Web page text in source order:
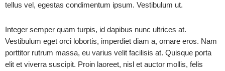
tellus vel, egestas condimentum ipsum. Vestibulum ut.
Integer semper quam turpis, id dapibus nunc ultrices at.
Vestibulum eget orci lobortis, imperdiet diam a, ornare eros. Nam
porttitor rutrum massa, eu varius velit facilisis at. Quisque porta
elit et viverra suscipit. Proin laoreet, nisl et auctor mollis, felis